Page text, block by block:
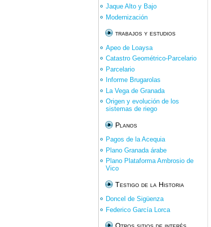
Jaque Alto y Bajo
Modernización
trabajos y estudios
Apeo de Loaysa
Catastro Geométrico-Parcelario
Parcelario
Informe Brugarolas
La Vega de Granada
Origen y evolución de los
sistemas de riego
Planos
Pagos de la Acequia
Plano Granada árabe
Plano Plataforma Ambrosio de
Vico
Testigo de la Historia
Doncel de Sigüenza
Federico García Lorca